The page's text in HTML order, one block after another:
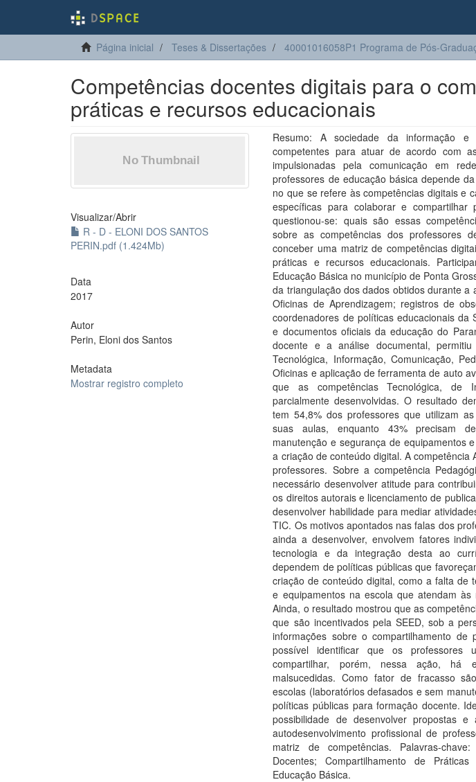
Página inicial Teses & Dissertações 40001016058P1 Programa de Pós-
Competências docentes digitais para o
práticas e recursos educacionais
Visualizar/Abrir
R - D - ELONI DOS SANTOS
PERIN.pdf (1.424Mb)
Data
2017
Autor
Perin, Eloni dos Santos
Metadata
Mostrar registro completo
Resumo: A sociedade da informação e
competentes para atuar de acordo com
impulsionadas pela comunicação em
professores de educação básica depende
no que se refere às competências digitais e
específicas para colaborar e compartilhar
questionou-se: quais são essas
sobre as competências dos professores
conceber uma matriz de competências
práticas e recursos educacionais.
Educação Básica no município de Ponta
da triangulação dos dados obtidos durante
Oficinas de Aprendizagem; registros de
coordenadores de políticas educacionais da
e documentos oficiais da educação do
docente e a análise documental,
Tecnológica, Informação, Comunicação,
Oficinas e aplicação de ferramenta de auto
que as competências Tecnológica, de
parcialmente desenvolvidas. O resultado
tem 54,8% dos professores que utilizam
suas aulas, enquanto 43% precisam
manutenção e segurança de equipamentos
a criação de conteúdo digital. A competência
professores. Sobre a competência
necessário desenvolver atitude para
os direitos autorais e licenciamento de
desenvolver habilidade para mediar
TIC. Os motivos apontados nas falas dos
ainda a desenvolver, envolvem fatores
tecnologia e da integração desta ao
dependem de políticas públicas que
criação de conteúdo digital, como a falta de
e equipamentos na escola que atendam
Ainda, o resultado mostrou que as
que são incentivados pela SEED, sob a
informações sobre o compartilhamento de
possível identificar que os professores
compartilhar, porém, nessa ação, há
malsucedidas. Como fator de fracasso
escolas (laboratórios defasados e sem
políticas públicas para formação docente.
possibilidade de desenvolver propostas
autodesenvolvimento profissional de
matriz de competências. Palavras-
Docentes; Compartilhamento de Práticas
Educação Básica.